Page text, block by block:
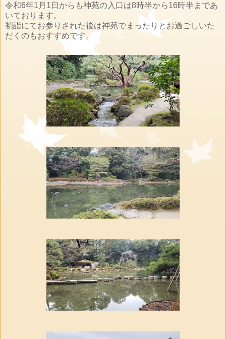
令和6年1月1日からも神苑の入口は8時半から16時半まであ
いております。
初詣にてお参りされた後は神苑でまったりとお過ごしいた
だくのもおすすめです。